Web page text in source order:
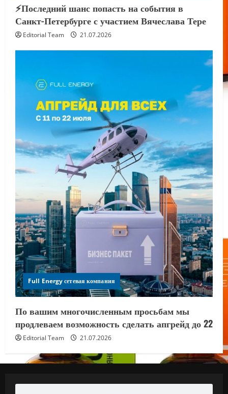
⚡️Последний шанс попасть на события в
Санкт-Петербурге с участием Вячеслава Тере
Editorial Team 21.07.2026
Full Energy сетевая компания
По вашим многочисленным просьбам мы
продлеваем возможность сделать апгрейд до 22
Editorial Team 21.07.2026